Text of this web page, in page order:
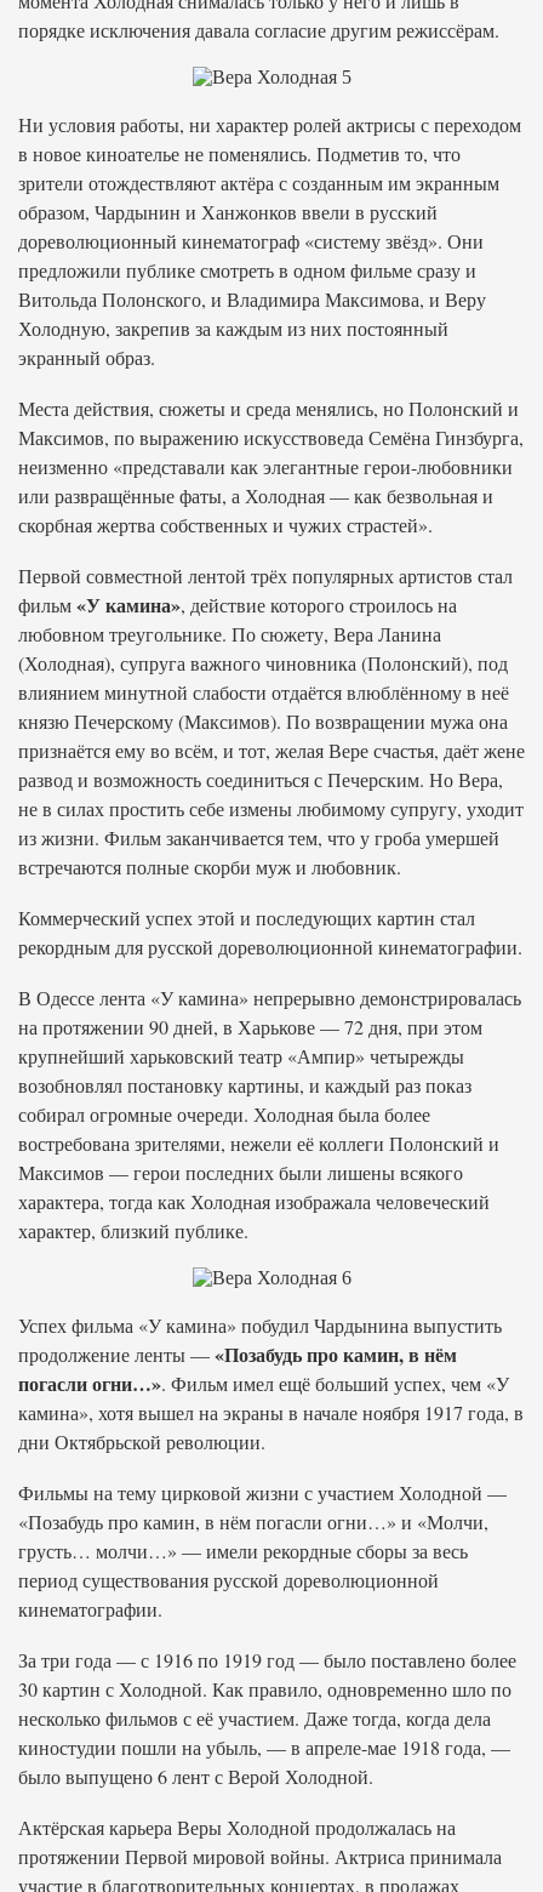
порядке исключения давала согласие другим режиссёрам.
Ни условия работы, ни характер ролей актрисы с переходом
в новое киноателье не поменялись. Подметив то, что
зрители отождествляют актёра с созданным им экранным
образом, Чардынин и Ханжонков ввели в русский
дореволюционный кинематограф «систему звёзд». Они
предложили публике смотреть в одном фильме сразу и
Витольда Полонского, и Владимира Максимова, и Веру
Холодную, закрепив за каждым из них постоянный
экранный образ.
Места действия, сюжеты и среда менялись, но Полонский и
Максимов, по выражению искусствоведа Семёна Гинзбурга,
неизменно «представали как элегантные герои-любовники
или развращённые фаты, а Холодная — как безвольная и
скорбная жертва собственных и чужих страстей».
Первой совместной лентой трёх популярных артистов стал
фильм«У камина», действие которого строилось на
любовном треугольнике. По сюжету, Вера Ланина
(Холодная), супруга важного чиновника (Полонский), под
влиянием минутной слабости отдаётся влюблённому в неё
князю Печерскому (Максимов). По возвращении мужа она
признаётся ему во всём, и тот, желая Вере счастья, даёт жене
развод и возможность соединиться с Печерским. Но Вера,
не в силах простить себе измены любимому супругу, уходит
из жизни. Фильм заканчивается тем, что у гроба умершей
встречаются полные скорби муж и любовник.
Коммерческий успех этой и последующих картин стал
рекордным для русской дореволюционной кинематографии.
В Одессе лента «У камина» непрерывно демонстрировалась
на протяжении 90 дней, в Харькове — 72 дня, при этом
крупнейший харьковский театр «Ампир» четырежды
возобновлял постановку картины, и каждый раз показ
собирал огромные очереди. Холодная была более
востребована зрителями, нежели её коллеги Полонский и
Максимов — герои последних были лишены всякого
характера, тогда как Холодная изображала человеческий
характер, близкий публике.
Успех фильма «У камина» побудил Чардынина выпустить
продолжение ленты —«Позабудь про камин, в нём
погасли огни…». Фильм имел ещё больший успех, чем «У
камина», хотя вышел на экраны в начале ноября 1917 года, в
дни Октябрьской революции.
Фильмы на тему цирковой жизни с участием Холодной —
«Позабудь про камин, в нём погасли огни…» и «Молчи,
грусть… молчи…» — имели рекордные сборы за весь
период существования русской дореволюционной
кинематографии.
За три года — с 1916 по 1919 год — было поставлено более
30 картин с Холодной. Как правило, одновременно шло по
несколько фильмов с её участием. Даже тогда, когда дела
киностудии пошли на убыль, — в апреле-мае 1918 года, —
было выпущено 6 лент с Верой Холодной.
Актёрская карьера Веры Холодной продолжалась на
протяжении Первой мировой войны. Актриса принимала
участие в благотворительных концертах, в продажах